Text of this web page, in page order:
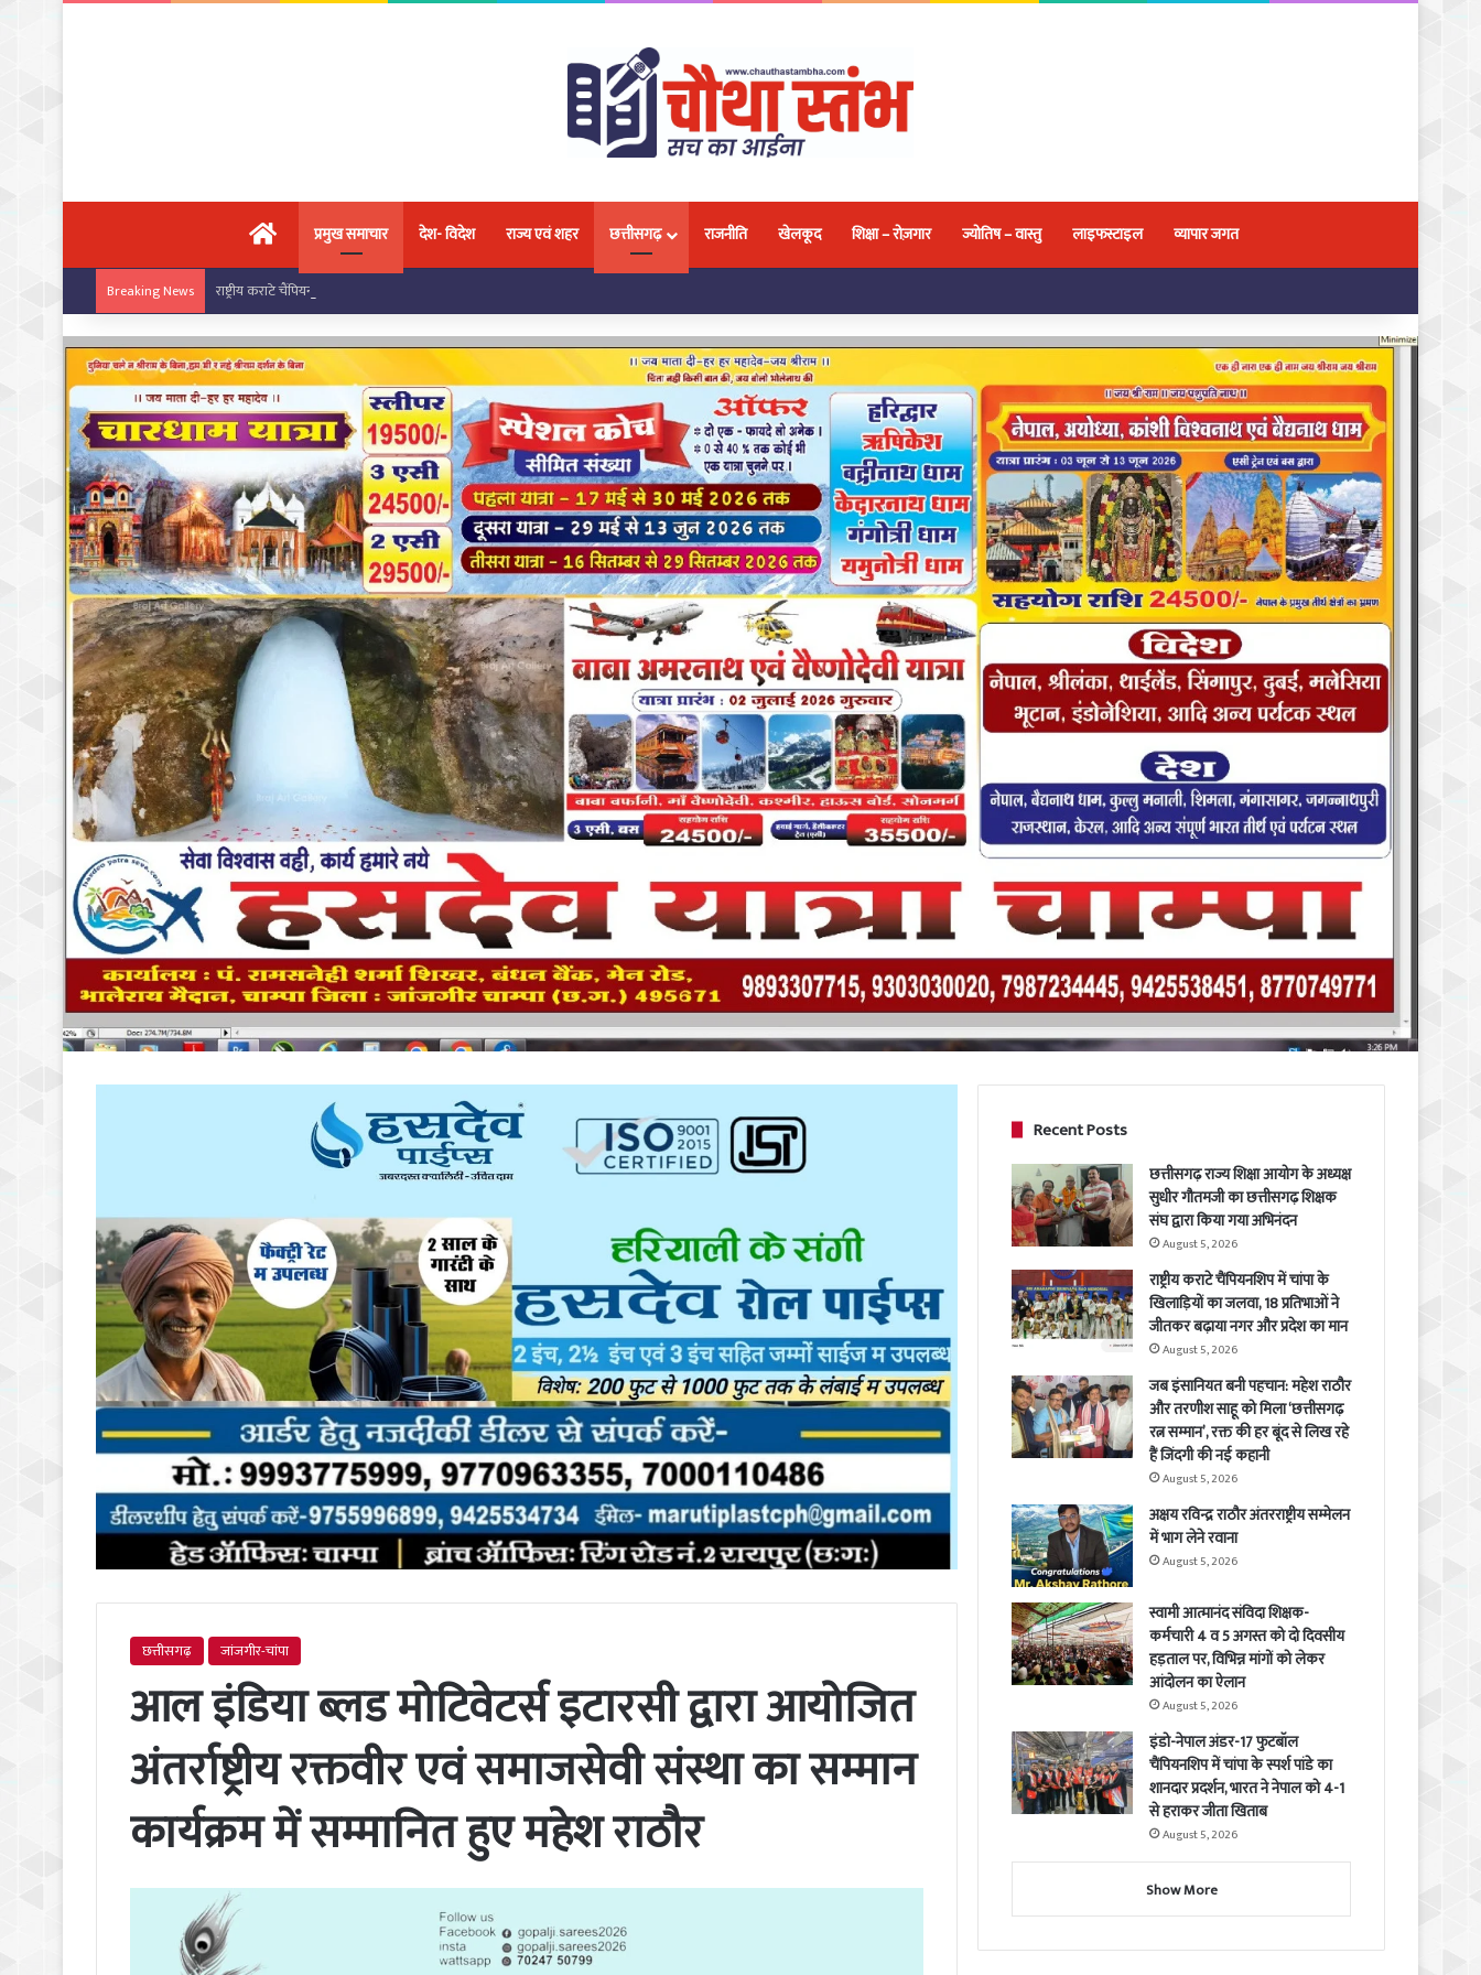
मुख्य पृष्ठप्रमुख समाचार देश- विदेश राज्य एवं शहर छत्तीसगढ़ राजनीति खेलकूद शिक्षा – रोज़गार ज्योतिष – वास्तु लाइफस्टाइल व्यापार जगत
Breaking News राष्ट्रीय कराटे चैंपियनशिप में चांपा के खिलाड़ियों का जलवा, 18 प्रतिभाओं ने जीतकर बढ़ाया नगर और प्रदेश का मान
छत्तीसगढ़ जांजगीर-चांपा
आल इंडिया ब्लड मोटिवेटर्स इटारसी द्वारा आयोजित
अंतर्राष्ट्रीय रक्तवीर एवं समाजसेवी संस्था का सम्मान
कार्यक्रम में सम्मानित हुए महेश राठौर
Recent Posts
छत्तीसगढ़ राज्य शिक्षा आयोग के अध्यक्ष
सुधीर गौतमजी का छत्तीसगढ़ शिक्षक
संघ द्वारा किया गया अभिनंदन
August 5, 2026
राष्ट्रीय कराटे चैंपियनशिप में चांपा के
खिलाड़ियों का जलवा, 18 प्रतिभाओं ने
जीतकर बढ़ाया नगर और प्रदेश का मान
August 5, 2026
जब इंसानियत बनी पहचान: महेश राठौर
और तरणीश साहू को मिला ‘छत्तीसगढ़
रत्न सम्मान’, रक्त की हर बूंद से लिख रहे
हैं जिंदगी की नई कहानी
August 5, 2026
अक्षय रविन्द्र राठौर अंतरराष्ट्रीय सम्मेलन
में भाग लेने रवाना
August 5, 2026
स्वामी आत्मानंद संविदा शिक्षक-
कर्मचारी 4 व 5 अगस्त को दो दिवसीय
हड़ताल पर, विभिन्न मांगों को लेकर
आंदोलन का ऐलान
August 5, 2026
इंडो-नेपाल अंडर-17 फुटबॉल
चैंपियनशिप में चांपा के स्पर्श पांडे का
शानदार प्रदर्शन, भारत ने नेपाल को 4-1
से हराकर जीता खिताब
August 5, 2026
Show More